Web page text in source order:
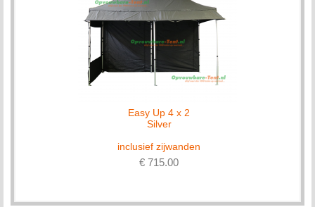
Easy Up 4 x 2
Silver
inclusief zijwanden
€ 715.00